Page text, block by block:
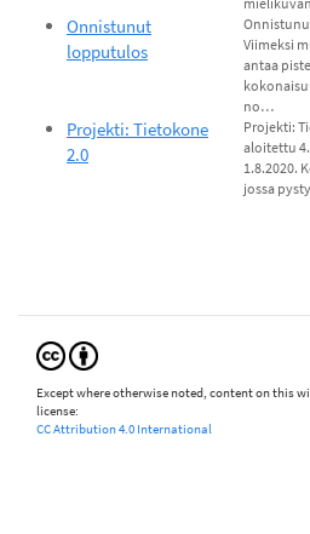
Onnistunut
lopputulos
Viimeksi
antaa
no…
Projekti: Tietokone
2.0
Projekti:
aloitettu
1.8.2020.
jossa
Except where otherwise noted, content on this
license:
CC Attribution 4.0 International